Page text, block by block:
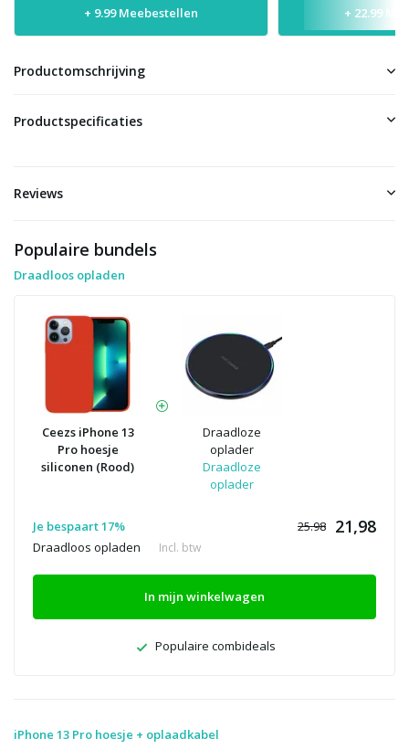
+ 9.99 Meebestellen + 22.99
Productomschrijving
Productspecificaties
Reviews
Populaire bundels
Draadloos opladen
Ceezs iPhone 13
Pro hoesje
siliconen (Rood)
Draadloze
oplader
Draadloze
oplader
Je bespaart 17% 25.98 21,98
Draadloos opladen Incl. btw
In mijn winkelwagen
Populaire combideals
iPhone 13 Pro hoesje + oplaadkabel